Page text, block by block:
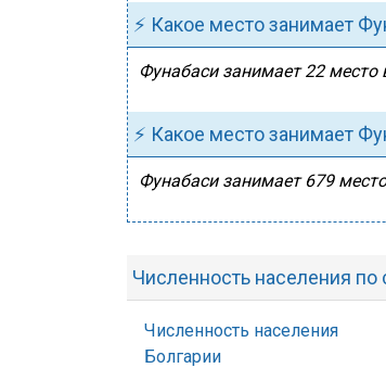
⚡ Какое место занимает
Фунабаси занимает 22 место
⚡ Какое место занимает
Фунабаси занимает 679
Численность населения по
Численность населения
Болгарии